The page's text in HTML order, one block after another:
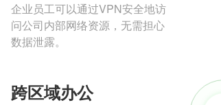
企业员工可以通过VPN安全地访
问公司内部网络资源，无需担心
数据泄露。
跨区域办公